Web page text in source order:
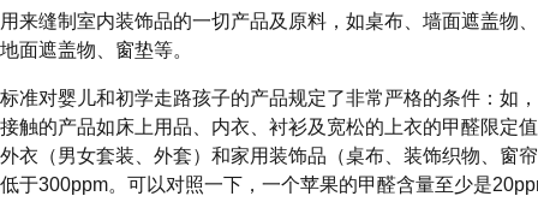
用来缝制室内装饰品的一切产品及原料，如桌布、墙面遮盖物
地面遮盖物、窗垫等。
标准对婴儿和初学走路孩子的产品规定了非常严格的条件：如
接触的产品如床上用品、内衣、衬衫及宽松的上衣的甲醛限定
外衣（男女套装、外套）和家用装饰品（桌布、装饰织物、窗
低于300ppm。可以对照一下，一个苹果的甲醛含量至少是